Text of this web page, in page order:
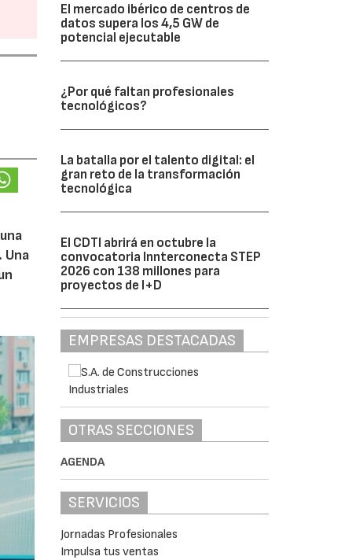
Una
El mercado ibérico de centros de
datos supera los 4,5 GW de
potencial ejecutable
¿Por qué faltan profesionales
tecnológicos?
La batalla por el talento digital: el
gran reto de la transformación
tecnológica
El CDTI abrirá en octubre la
convocatoria Innterconecta STEP
2026 con 138 millones para
proyectos de I+D
EMPRESAS DESTACADAS
OTRAS SECCIONES
AGENDA
SERVICIOS
Jornadas Profesionales
Impulsa tus ventas